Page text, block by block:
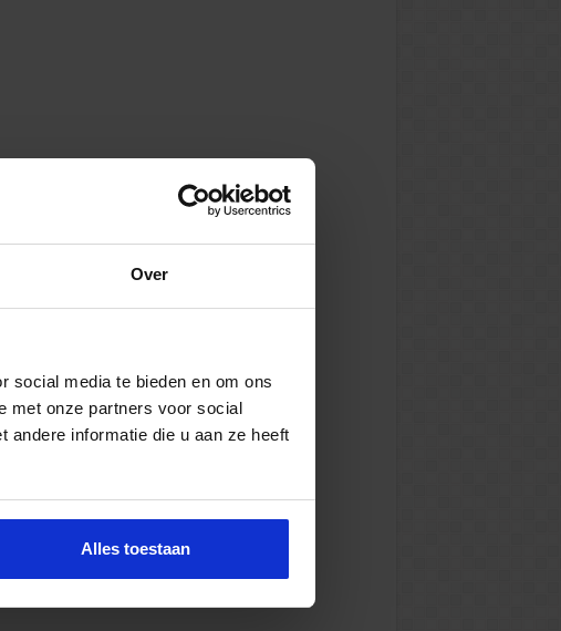
Over
social media te bieden en om ons
met onze partners voor social
andere informatie die u aan ze heeft
Alles toestaan